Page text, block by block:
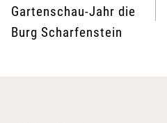
Gartenschau-Jahr die
Burg Scharfenstein